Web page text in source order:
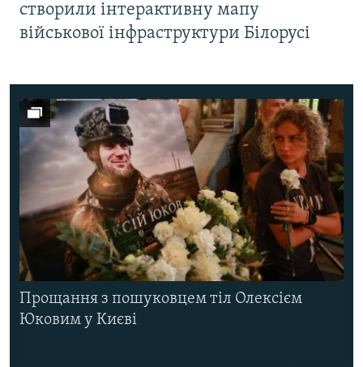
створили інтерактивну мапу
військової інфраструктури Білорусі
Прощання з пошуковцем тіл Олексієм
Юковим у Києві